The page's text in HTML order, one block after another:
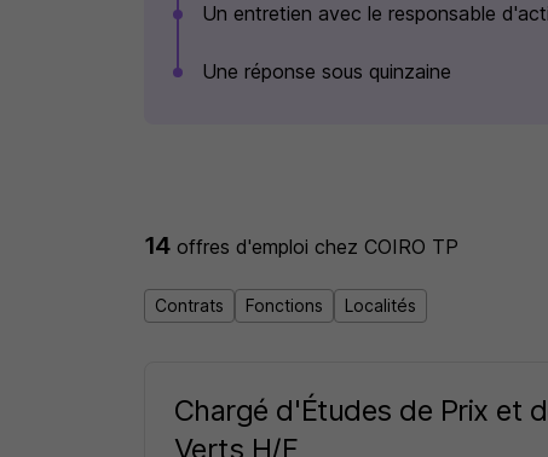
Un entretien avec le responsable
Une réponse sous quinzaine
14 offres d'emploi chez COIRO TP
Contrats Fonctions Localités
Chargé d'Études de Prix et
Verts H/F